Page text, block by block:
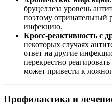
бруцеллеза уровень
поэтому отрицательный
инфекцию.
Кросс-реактивность с
некоторых случаях
ответ на другие
перекрестно
может привести к
Профилактика и